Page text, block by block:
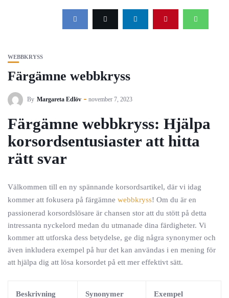
WEBBKRYSS
Färgämne webbkryss
By Margareta Edlöv november 7, 2023
Färgämne webbkryss: Hjälpa
korsordsentusiaster att hitta
rätt svar
Välkommen till en ny spännande korsordsartikel, där vi idag
kommer att fokusera på färgämne webbkryss! Om du är en
passionerad korsordslösare är chansen stor att du stött på detta
intressanta nyckelord medan du utmanade dina färdigheter. Vi
kommer att utforska dess betydelse, ge dig några synonymer och
även inkludera exempel på hur det kan användas i en mening för
att hjälpa dig att lösa korsordet på ett mer effektivt sätt.
Beskrivning Synonymer Exempel